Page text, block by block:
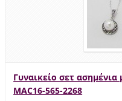
Γυναικείο σετ
MAC16-565-2268